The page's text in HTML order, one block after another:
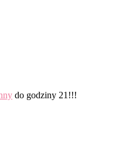
do godziny 21!!!